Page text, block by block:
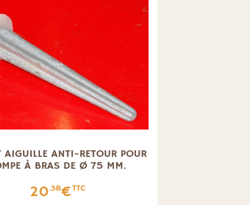
AIGUILLE ANTI-RETOUR POUR
À BRAS DE Ø 75 MM.
20.38€TTC